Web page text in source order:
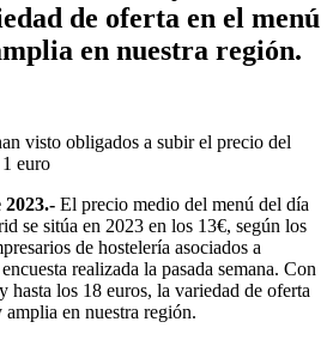
de oferta en el menú
en nuestra región.
visto obligados a subir el precio del
euro
El precio medio del menú del día
se sitúa en 2023 en los 13€, según los
de hostelería asociados a
realizada la pasada semana. Con
hasta los 18 euros, la variedad de oferta
en nuestra región.